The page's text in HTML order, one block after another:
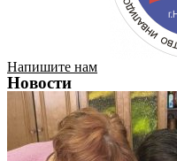
Напишите нам
Новости